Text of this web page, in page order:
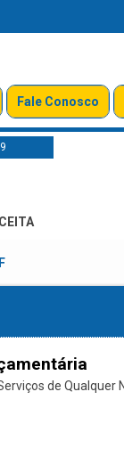
Fale Conosco
de Qualquer